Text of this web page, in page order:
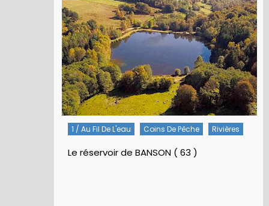
1 / Au Fil De L'eau Coins De Pêche Rivières
Le réservoir de BANSON ( 63 )